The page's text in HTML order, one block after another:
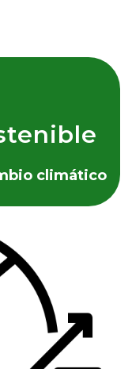
climático